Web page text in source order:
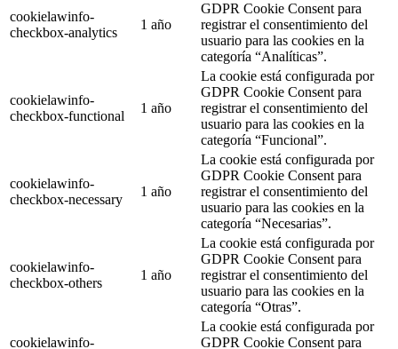
cookielawinfo-
checkbox-analytics
1 año
GDPR Cookie Consent para
registrar el consentimiento del
usuario para las cookies en la
categoría “Analíticas”.
cookielawinfo-
checkbox-functional
1 año
La cookie está configurada por
GDPR Cookie Consent para
registrar el consentimiento del
usuario para las cookies en la
categoría “Funcional”.
cookielawinfo-
checkbox-necessary
1 año
La cookie está configurada por
GDPR Cookie Consent para
registrar el consentimiento del
usuario para las cookies en la
categoría “Necesarias”.
cookielawinfo-
checkbox-others
1 año
La cookie está configurada por
GDPR Cookie Consent para
registrar el consentimiento del
usuario para las cookies en la
categoría “Otras”.
cookielawinfo-
La cookie está configurada por
GDPR Cookie Consent para